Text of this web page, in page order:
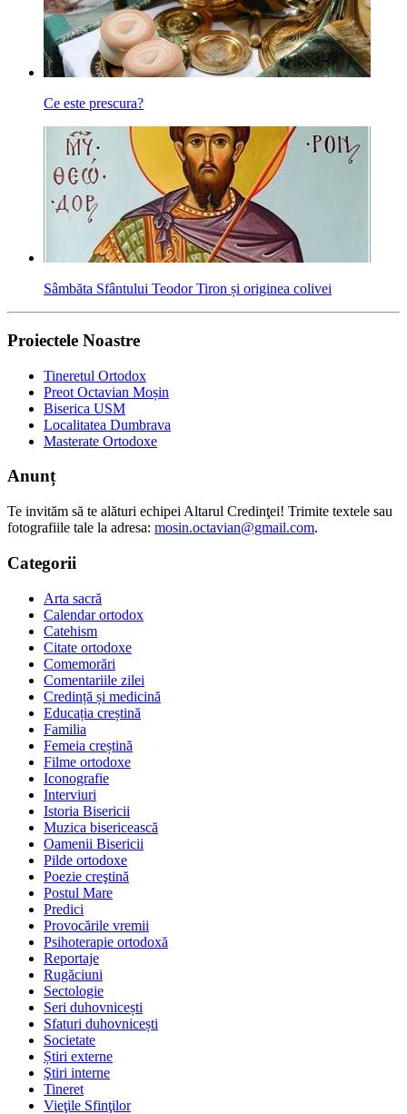
Ce este prescura?
Sâmbăta Sfântului Teodor Tiron și originea colivei
Proiectele Noastre
Tineretul Ortodox
Preot Octavian Moșin
Biserica USM
Localitatea Dumbrava
Masterate Ortodoxe
Anunț
Te invităm să te alături echipei Altarul Credinţei! Trimite textele sau
fotografiile tale la adresa: mosin.octavian@gmail.com.
Categorii
Arta sacră
Calendar ortodox
Catehism
Citate ortodoxe
Comemorări
Comentariile zilei
Credință și medicină
Educația creștină
Familia
Femeia creștină
Filme ortodoxe
Iconografie
Interviuri
Istoria Bisericii
Muzica bisericească
Oamenii Bisericii
Pilde ortodoxe
Poezie creştină
Postul Mare
Predici
Provocările vremii
Psihoterapie ortodoxă
Reportaje
Rugăciuni
Sectologie
Seri duhovnicești
Sfaturi duhovnicești
Societate
Știri externe
Ştiri interne
Tineret
Vieţile Sfinţilor